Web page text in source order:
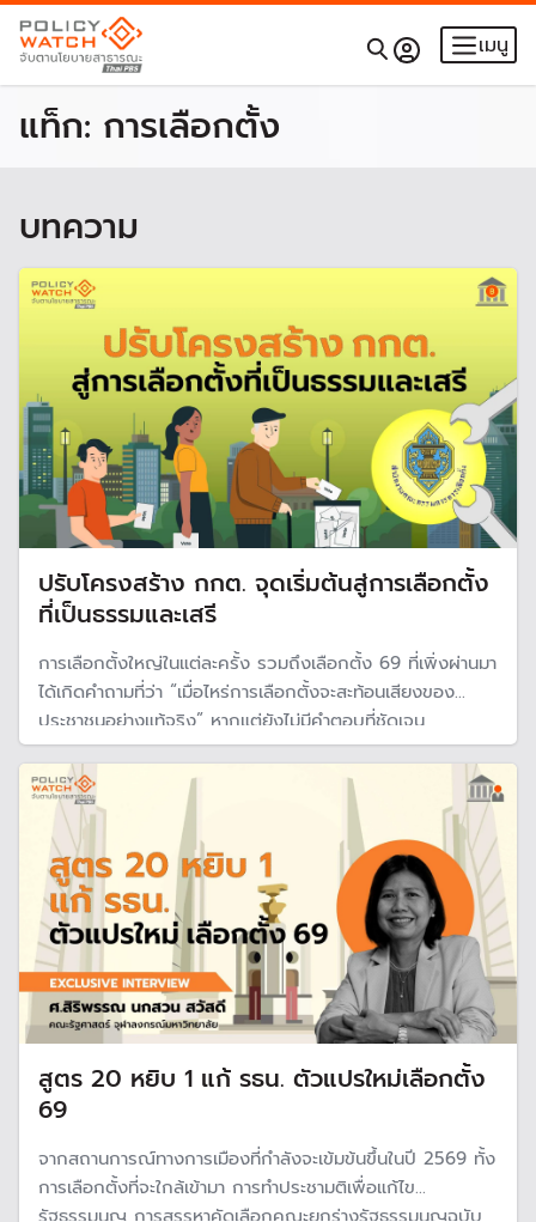
เมนู
แท็ก: การเลือกตั้ง
บทความ
ปรับโครงสร้าง กกต. จุดเริ่มต้นสู่การเลือกตั้ง
ที่เป็นธรรมและเสรี
การเลือกตั้งใหญ่ในแต่ละครั้ง รวมถึงเลือกตั้ง 69 ที่เพิ่งผ่านมา
ได้เกิดคำถามที่ว่า “เมื่อไหร่การเลือกตั้งจะสะท้อนเสียงของ
ประชาชนอย่างแท้จริง” หากแต่ยังไม่มีคำตอบที่ชัดเจน
สูตร 20 หยิบ 1 แก้ รธน. ตัวแปรใหม่เลือกตั้ง
69
จากสถานการณ์ทางการเมืองที่กำลังจะเข้มข้นขึ้นในปี 2569 ทั้ง
การเลือกตั้งที่จะใกล้เข้ามา การทำประชามติเพื่อแก้ไข
รัฐธรรมนูญ การสรรหาคัดเลือกคณะยกร่างรัฐธรรมนูญฉบับ